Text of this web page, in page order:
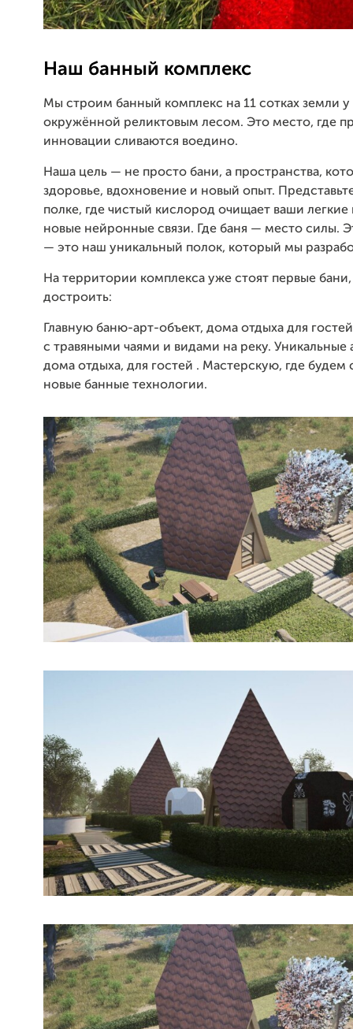
Наш банный комплекс
Мы строим банный комплекс на 11 сотках земли у
окружённой реликтовым лесом. Это место, где
инновации сливаются воедино.
Наша цель — не просто бани, а пространства,
здоровье, вдохновение и новый опыт.
полке, где чистый кислород очищает ваши легкие
новые нейронные связи. Где баня — место силы.
— это наш уникальный полок, который мы
На территории комплекса уже стоят первые
достроить:
Главную баню-арт-объект, дома отдыха для
с травяными чаями и видами на реку. Уникальные
дома отдыха, для гостей . Мастерскую, где будем
новые банные технологии.